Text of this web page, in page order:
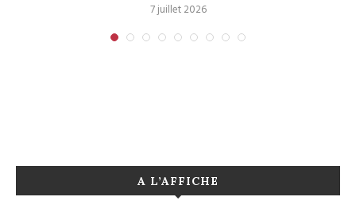
7 juillet 2026
A L’AFFICHE